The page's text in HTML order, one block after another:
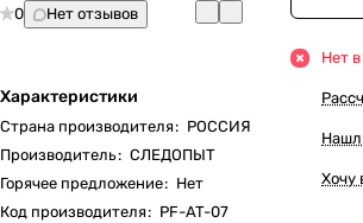
0 Нет отзывов
Характеристики
Страна производителя: РОССИЯ
Производитель: СЛЕДОПЫТ
Горячее предложение: Нет
Код производителя: PF-AT-07
Нет
Хочу